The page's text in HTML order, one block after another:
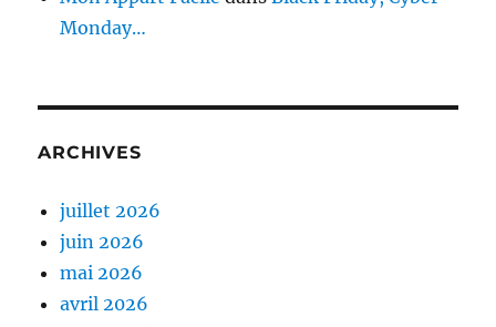
Monday…
ARCHIVES
juillet 2026
juin 2026
mai 2026
avril 2026